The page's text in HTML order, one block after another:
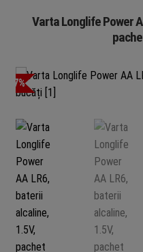
Varta Longlife Power
-7%